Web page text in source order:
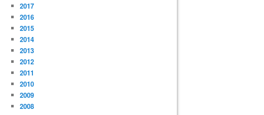
2017
2016
2015
2014
2013
2012
2011
2010
2009
2008